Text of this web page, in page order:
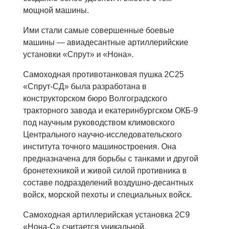
мощной машины.
Ими стали самые совершенные боевые
машины — авиадесантные артиллерийские
установки «Спрут» и «Нона».
Самоходная противотанковая пушка 2С25
«Спрут-СД» была разработана в
конструкторском бюро Волгоградского
тракторного завода и екатеринбургском ОКБ-9
под научным руководством климовского
Центрального научно-исследовательского
института точного машиностроения. Она
предназначена для борьбы с танками и другой
бронетехникой и живой силой противника в
составе подразделений воздушно-десантных
войск, морской пехоты и специальных войск.
Самоходная артиллерийская установка 2С9
«Нона-С» считается уникальной,